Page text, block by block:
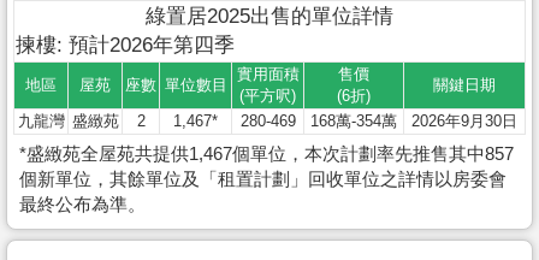
綠置居2025出售的單位詳情
揀樓: 預計2026年第四季
地區 屋苑 座數 單位數目
實用面積
(平方呎)
售價
(6折)
關鍵日期
九龍灣 盛緻苑 2 1,467* 280-469 168萬-354萬 2026年9月30日
*盛緻苑全屋苑共提供1,467個單位，本次計劃率先推售其中857
個新單位，其餘單位及「租置計劃」回收單位之詳情以房委會
最終公布為準。